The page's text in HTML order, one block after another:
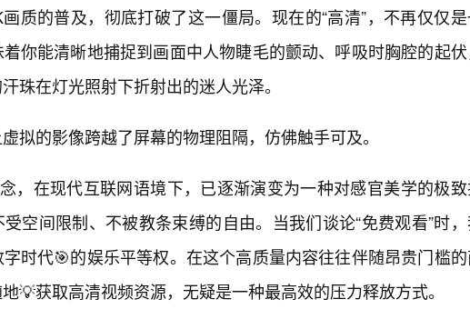
画质的普及，彻底打破了这一僵局。现在的“高清”，不再仅仅
你能清晰地捕捉到画面中人物睫毛的颤动、呼吸时胸腔的起伏
珠在灯光照射下折射出的迷人光泽。
拟的影像跨越了屏幕的物理阻隔，仿佛触手可及。
，在现代互联网语境下，已逐渐演变为一种对感官美学的极
空间限制、不被教条束缚的自由。当我们谈论“免费观看”时
时代🎯的娱乐平等权。在这个高质量内容往往伴随昂贵门槛
💡获取高清视频资源，无疑是一种最高效的压力释放方式。